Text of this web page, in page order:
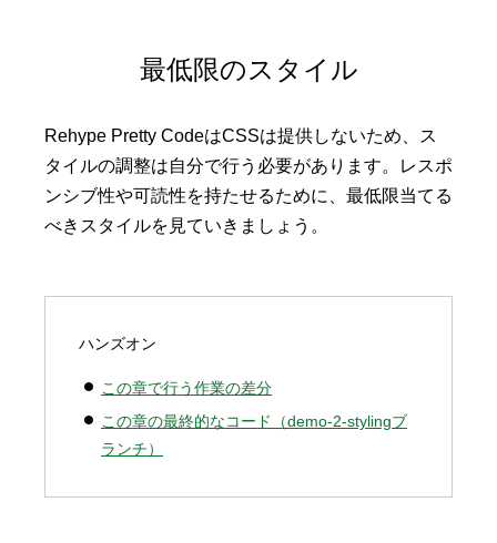
最低限のスタイル
Rehype Pretty CodeはCSSは提供しないため、ス
タイルの調整は自分で行う必要があります。レスポ
ンシブ性や可読性を持たせるために、最低限当てる
べきスタイルを見ていきましょう。
ハンズオン
この章で行う作業の差分
この章の最終的なコード（demo-2-stylingブ
ランチ）